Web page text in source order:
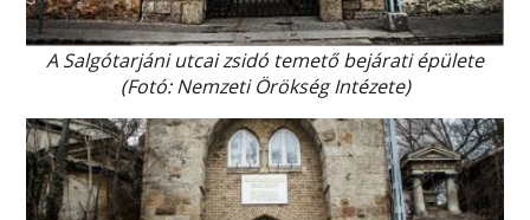
A Salgótarjáni utcai zsidó temető bejárati épülete
(Fotó: Nemzeti Örökség Intézete)